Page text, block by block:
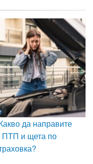
да направите
ПТП и щета по